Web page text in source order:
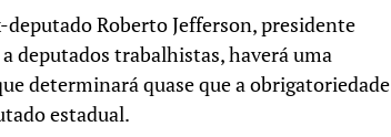
Roberto Jefferson, presidente
deputados trabalhistas, haverá uma
determinará quase que a obrigatoriedade
estadual.